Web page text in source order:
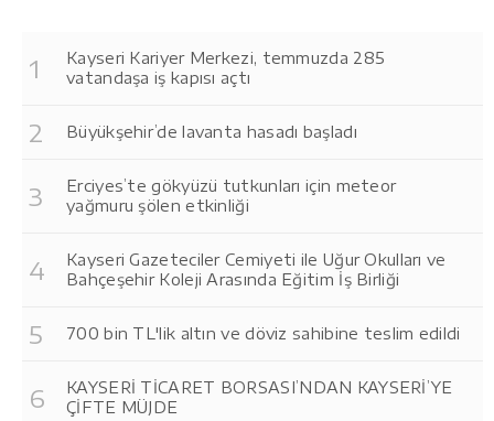
Kayseri Kariyer Merkezi, temmuzda 285
vatandaşa iş kapısı açtı
Büyükşehir’de lavanta hasadı başladı
Erciyes’te gökyüzü tutkunları için meteor
yağmuru şölen etkinliği
Kayseri Gazeteciler Cemiyeti ile Uğur Okulları ve
Bahçeşehir Koleji Arasında Eğitim İş Birliği
700 bin TL'lik altın ve döviz sahibine teslim edildi
KAYSERİ TİCARET BORSASI’NDAN KAYSERİ’YE
ÇİFTE MÜJDE